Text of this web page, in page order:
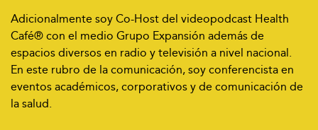
Adicionalmente soy Co-Host del videopodcast Health
Café® con el medio Grupo Expansión además de
espacios diversos en radio y televisión a nivel nacional.
En este rubro de la comunicación, soy conferencista en
eventos académicos, corporativos y de comunicación de
la salud.